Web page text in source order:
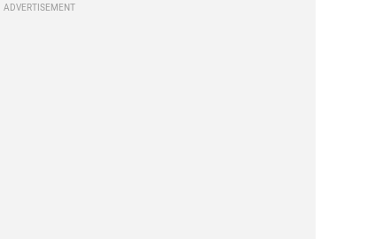
ADVERTISEMENT